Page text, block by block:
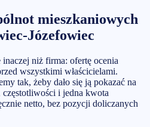
mieszkaniowych
Józefowiec
niż firma: ofertę ocenia
wszystkimi właścicielami.
tak, żeby dało się ją pokazać na
i jedna kwota
netto, bez pozycji doliczanych